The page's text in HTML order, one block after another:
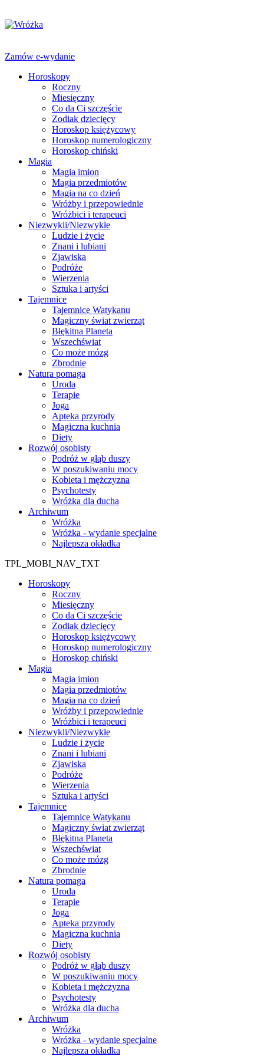
Zamów e-wydanie
Horoskopy
Roczny
Miesięczny
Co da Ci szczęście
Zodiak dziecięcy
Horoskop księżycowy
Horoskop numerologiczny
Horoskop chiński
Magia
Magia imion
Magia przedmiotów
Magia na co dzień
Wróżby i przepowiednie
Wróżbici i terapeuci
Niezwykli/Niezwykłe
Ludzie i życie
Znani i lubiani
Zjawiska
Podróże
Wierzenia
Sztuka i artyści
Tajemnice
Tajemnice Watykanu
Magiczny świat zwierząt
Błękitna Planeta
Wszechświat
Co może mózg
Zbrodnie
Natura pomaga
Uroda
Terapie
Joga
Apteka przyrody
Magiczna kuchnia
Diety
Rozwój osobisty
Podróż w głąb duszy
W poszukiwaniu mocy
Kobieta i mężczyzna
Psychotesty
Wróżka dla ducha
Archiwum
Wróżka
Wróżka - wydanie specjalne
Najlepsza okładka
TPL_MOBI_NAV_TXT
Horoskopy
Roczny
Miesięczny
Co da Ci szczęście
Zodiak dziecięcy
Horoskop księżycowy
Horoskop numerologiczny
Horoskop chiński
Magia
Magia imion
Magia przedmiotów
Magia na co dzień
Wróżby i przepowiednie
Wróżbici i terapeuci
Niezwykli/Niezwykłe
Ludzie i życie
Znani i lubiani
Zjawiska
Podróże
Wierzenia
Sztuka i artyści
Tajemnice
Tajemnice Watykanu
Magiczny świat zwierząt
Błękitna Planeta
Wszechświat
Co może mózg
Zbrodnie
Natura pomaga
Uroda
Terapie
Joga
Apteka przyrody
Magiczna kuchnia
Diety
Rozwój osobisty
Podróż w głąb duszy
W poszukiwaniu mocy
Kobieta i mężczyzna
Psychotesty
Wróżka dla ducha
Archiwum
Wróżka
Wróżka - wydanie specjalne
Najlepsza okładka